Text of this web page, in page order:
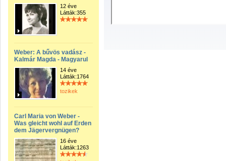
12 éve
Látták:355
Weber: A bűvös vadász -
Kalmár Magda - Magyarul
14 éve
Látták:1764
tozikek
Carl Maria von Weber -
Was gleicht wohl auf Erden
dem Jägervergnügen?
16 éve
Látták:1263